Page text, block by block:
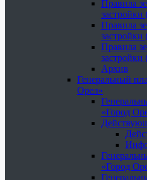
Правила
застройки
Правила
застройки
Правила
застройки
Архив
Генеральный
Орел»
«Город
«Город